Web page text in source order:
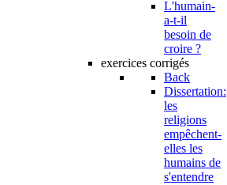
L'humain-
a-t-il
besoin de
croire ?
exercices corrigés
Back
Dissertation:
les
religions
empêchent-
elles les
humains de
s'entendre